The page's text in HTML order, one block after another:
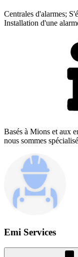
Centrales d'alarmes;
Installation d'une
Basés à Mions et aux
nous sommes
Emi Services